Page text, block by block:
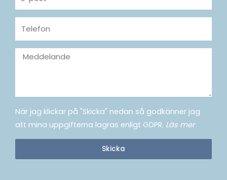
post
Telefon
Meddelande
När jag klickar på "Skicka" nedan så godkänner jag
att mina uppgifterna lagras enligt GDPR. Läs mer
Skicka